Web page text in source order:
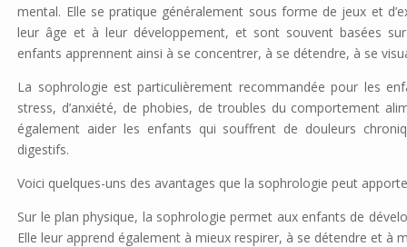
mental. Elle se pratique généralement sous forme de jeux et
leur âge et à leur développement, et sont souvent basées
enfants apprennent ainsi à se concentrer, à se détendre, à se
La sophrologie est particulièrement recommandée pour les
stress, d’anxiété, de phobies, de troubles du comportement
également aider les enfants qui souffrent de douleurs
digestifs.
Voici quelques-uns des avantages que la sophrologie peut
Sur le plan physique, la sophrologie permet aux enfants de
Elle leur apprend également à mieux respirer, à se détendre et à